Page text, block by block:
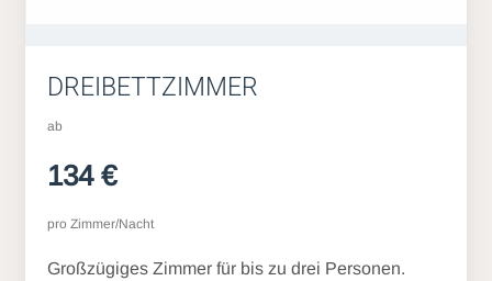
DREIBETTZIMMER
ab
134 €
pro Zimmer/Nacht
Großzügiges Zimmer für bis zu drei Personen.